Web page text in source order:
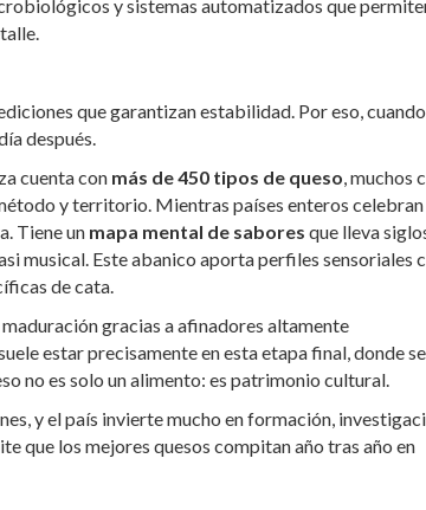
y sistemas automatizados que
que garantizan estabilidad. Por eso, cuando
después.
cuenta con más de 450 tipos de queso , muchos
y territorio. Mientras países enteros celebran
Tiene un mapa mental de sabores que lleva
musical. Este abanico aporta perfiles sensoriales
de cata.
gracias a afinadores altamente
estar precisamente en esta etapa final, donde se
no es solo un alimento: es patrimonio cultural.
y el país invierte mucho en formación,
que los mejores quesos compitan año tras año en